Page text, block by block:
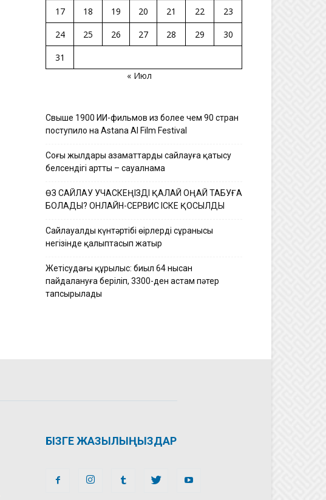
17
18 19 20 21 22
23
24
25 26 27 28 29
30
31
« Июл
Свыше 1900 ИИ-фильмов из более чем 90 стран
поступило на Astana AI Film Festival
Соңғы жылдары азаматтардың сайлауға қатысу
белсендігі артты – сауалнама
ӨЗ САЙЛАУ УЧАСКЕҢІЗДІ ҚАЛАЙ ОҢАЙ ТАБУҒА
БОЛАДЫ? ОНЛАЙН-СЕРВИС ІСКЕ ҚОСЫЛДЫ
Сайлауалды күнтәртібі өңірлердің сұранысы
негізінде қалыптасып жатыр
Жетісудағы құрылыс: биыл 64 нысан
пайдалануға беріліп, 3300-ден астам пәтер
тапсырылады
БІЗГЕ ЖАЗЫЛЫҢЫЗДАР